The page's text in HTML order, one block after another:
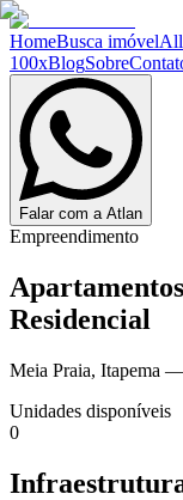
HomeBusca imóvel
100xBlogSobre
Falar com a Atlan
Empreendimento
Residencial
Meia Praia, Itapema —
Unidades disponíveis
0